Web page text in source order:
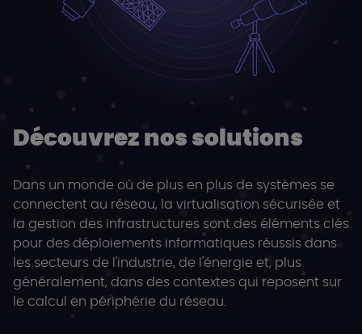
Découvrez nos solutions
Dans un monde où de plus en plus de systèmes se
connectent au réseau, la virtualisation sécurisée et
la gestion des infrastructures sont des éléments clés
pour des déploiements informatiques réussis dans
les secteurs de l'industrie, de l'énergie et, plus
généralement, dans des contextes qui reposent sur
le calcul en périphérie du réseau.